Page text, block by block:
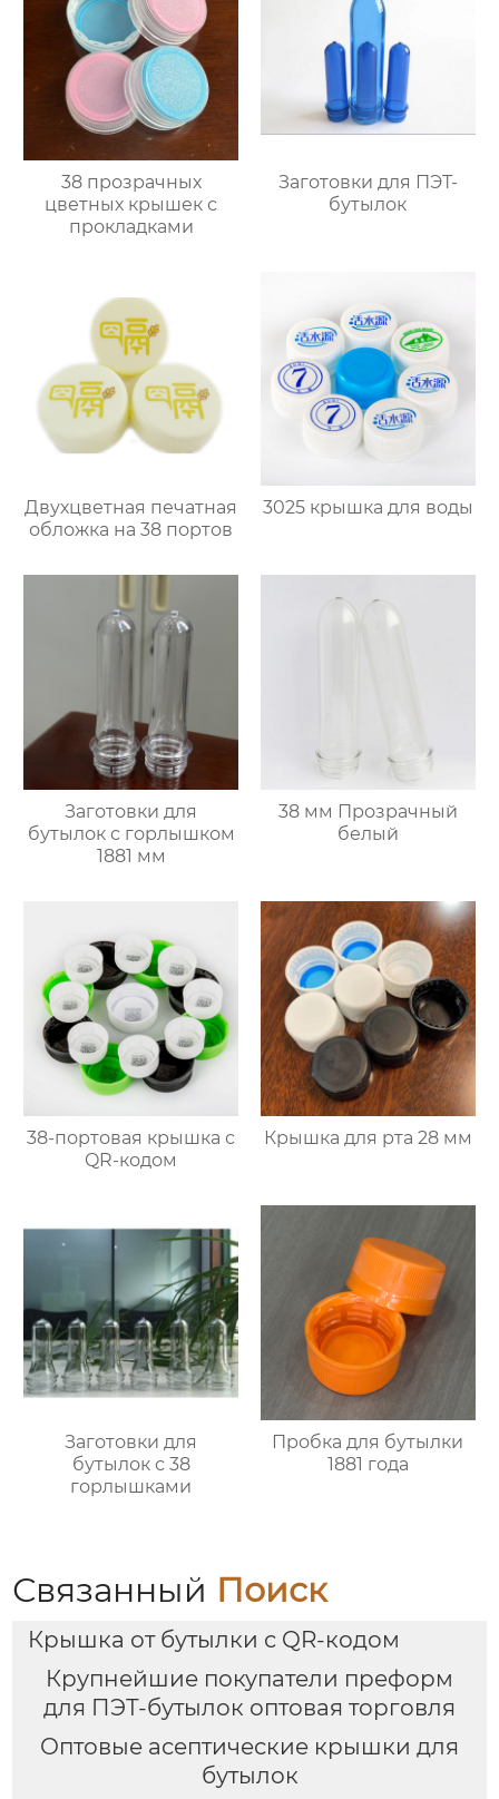
38 прозрачных
цветных крышек с
прокладками
Заготовки для ПЭТ-
бутылок
Двухцветная печатная
обложка на 38 портов
3025 крышка для воды
Заготовки для
бутылок с горлышком
1881 мм
38 мм Прозрачный
белый
38-портовая крышка с
QR-кодом
Крышка для рта 28 мм
Заготовки для
бутылок с 38
горлышками
Пробка для бутылки
1881 года
Связанный Поиск
Крышка от бутылки с QR-кодом
Крупнейшие покупатели преформ
для ПЭТ-бутылок оптовая торговля
Оптовые асептические крышки для
бутылок